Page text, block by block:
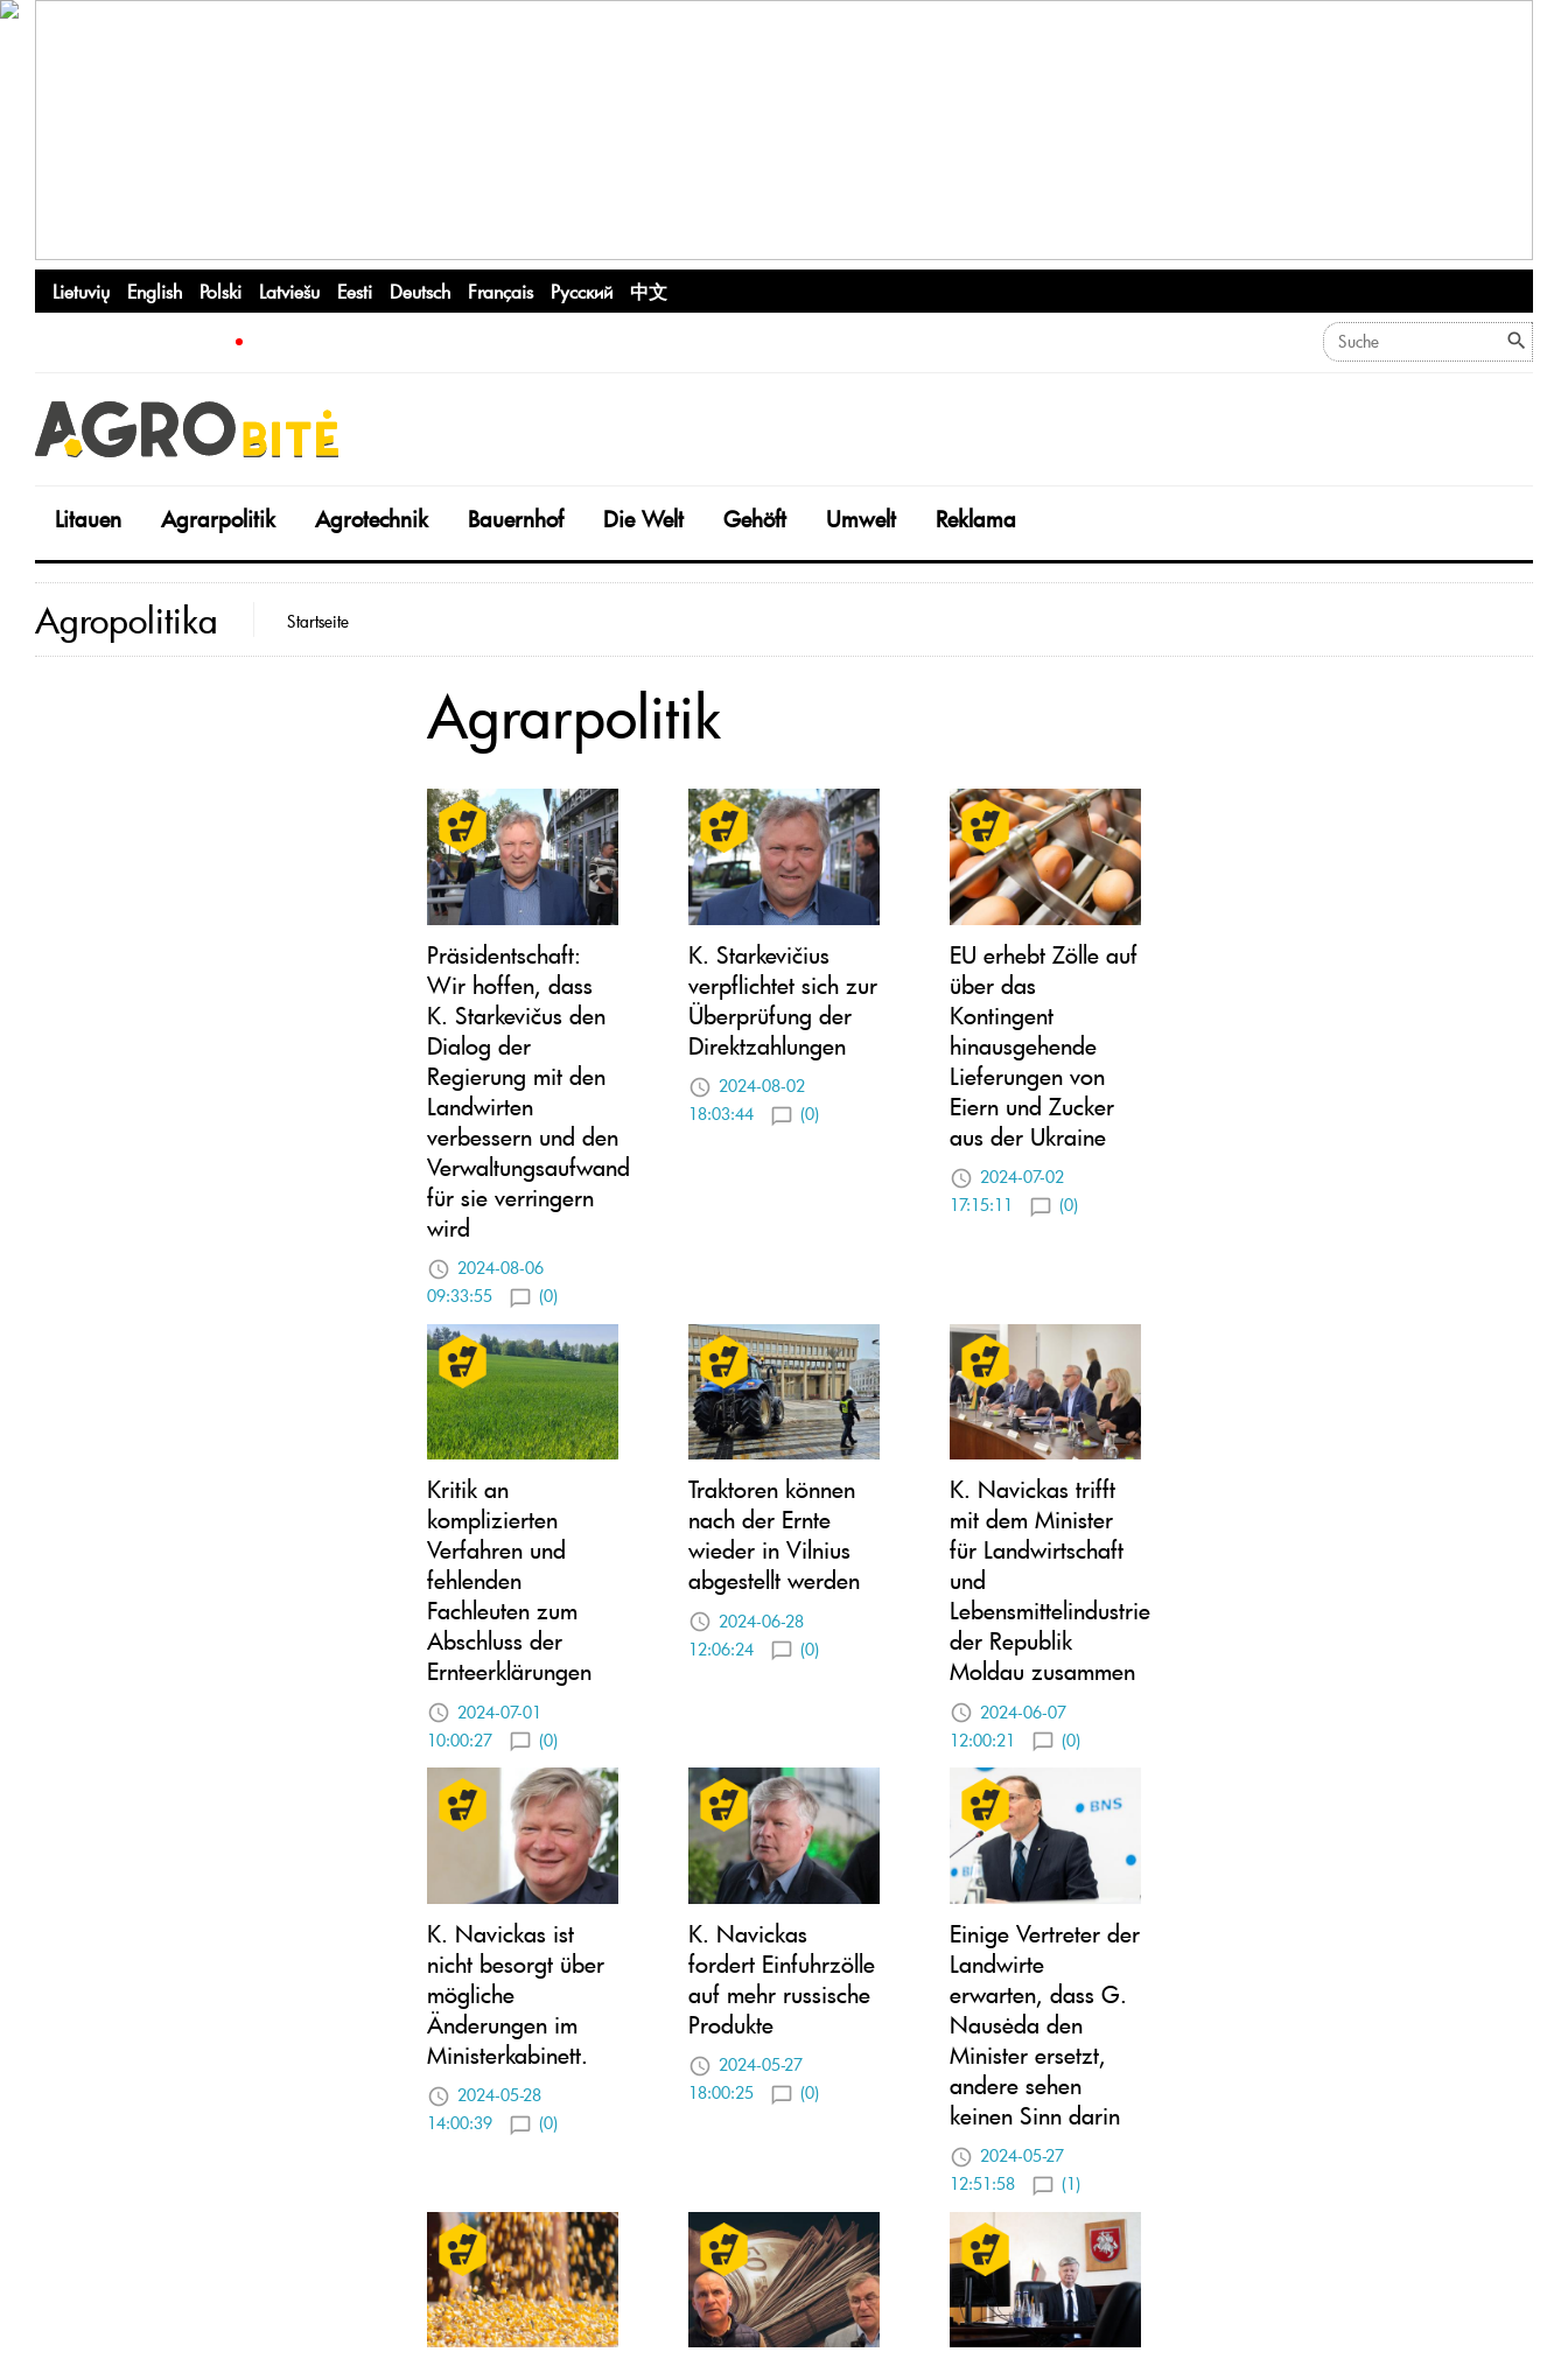
Lietuvių English Polski Latviešu Eesti Deutsch Français Русский 中文
Litauen Agrarpolitik Agrotechnik Bauernhof Die Welt Gehöft Umwelt Reklama
Agropolitika Startseite
Agrarpolitik
Präsidentschaft:
Wir hoffen, dass
K. Starkevičus den
Dialog der
Regierung mit den
Landwirten
verbessern und den
Verwaltungsaufwand
für sie verringern
wird
2024-08-06
09:33:55
(0)
K. Starkevičius
verpflichtet sich zur
Überprüfung der
Direktzahlungen
2024-08-02
18:03:44
(0)
EU erhebt Zölle auf
über das
Kontingent
hinausgehende
Lieferungen von
Eiern und Zucker
aus der Ukraine
2024-07-02
17:15:11
(0)
Kritik an
komplizierten
Verfahren und
fehlenden
Fachleuten zum
Abschluss der
Ernteerklärungen
2024-07-01
10:00:27
(0)
Traktoren können
nach der Ernte
wieder in Vilnius
abgestellt werden
2024-06-28
12:06:24
(0)
K. Navickas trifft
mit dem Minister
für Landwirtschaft
und
Lebensmittelindustrie
der Republik
Moldau zusammen
2024-06-07
12:00:21
(0)
K. Navickas ist
nicht besorgt über
mögliche
Änderungen im
Ministerkabinett.
2024-05-28
14:00:39
(0)
K. Navickas
fordert Einfuhrzölle
auf mehr russische
Produkte
2024-05-27
18:00:25
(0)
Einige Vertreter der
Landwirte
erwarten, dass G.
Nausėda den
Minister ersetzt,
andere sehen
keinen Sinn darin
2024-05-27
12:51:58
(1)